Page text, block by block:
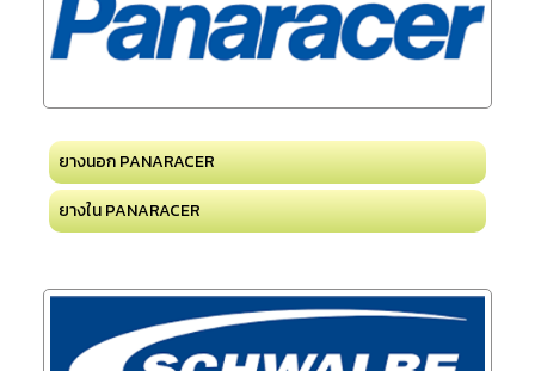
ยางนอก PANARACER
ยางใน PANARACER